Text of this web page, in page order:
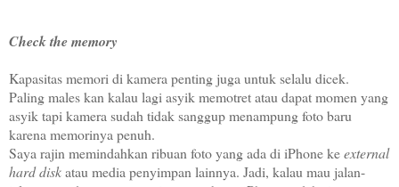
Check the memory
Kapasitas memori di kamera penting juga untuk selalu dicek.
Paling males kan kalau lagi asyik memotret atau dapat momen yang
asyik tapi kamera sudah tidak sanggup menampung foto baru
karena memorinya penuh.
Saya rajin memindahkan ribuan foto yang ada di iPhone keexternal
hard diskatau media penyimpan lainnya. Jadi, kalau mau jalan-